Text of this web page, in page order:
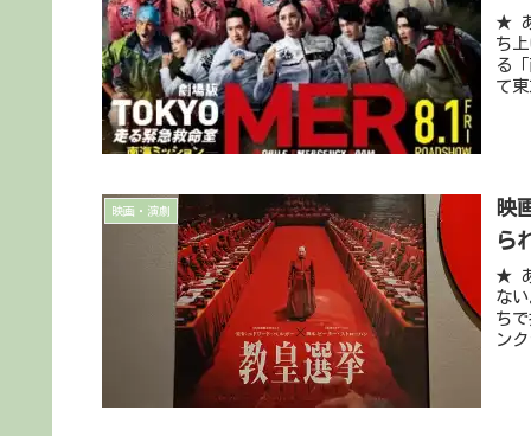
★ あ
ち
る
て
映画・演劇
映
ら
★ あ
な
ち
ン